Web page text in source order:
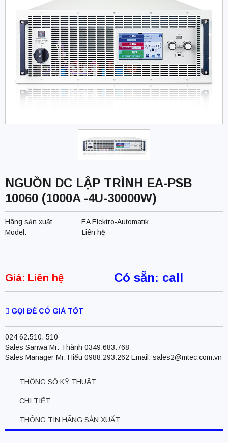
NGUỒN DC LẬP TRÌNH EA-PSB
10060 (1000A -4U-30000W)
Hãng sản xuất
EA Elektro-Automatik
Model:
Liên hệ
Giá: Liên hệ Có sẵn: call
GỌI ĐỂ CÓ GIÁ TỐT
024 62.510. 510
Sales Sanwa Mr. Thành 0349.683.768
Sales Manager Mr. Hiếu 0988.293.262 Email: sales2@mtec.com.vn
THÔNG SỐ KỸ THUẬT
CHI TIẾT
THÔNG TIN HÃNG SẢN XUẤT